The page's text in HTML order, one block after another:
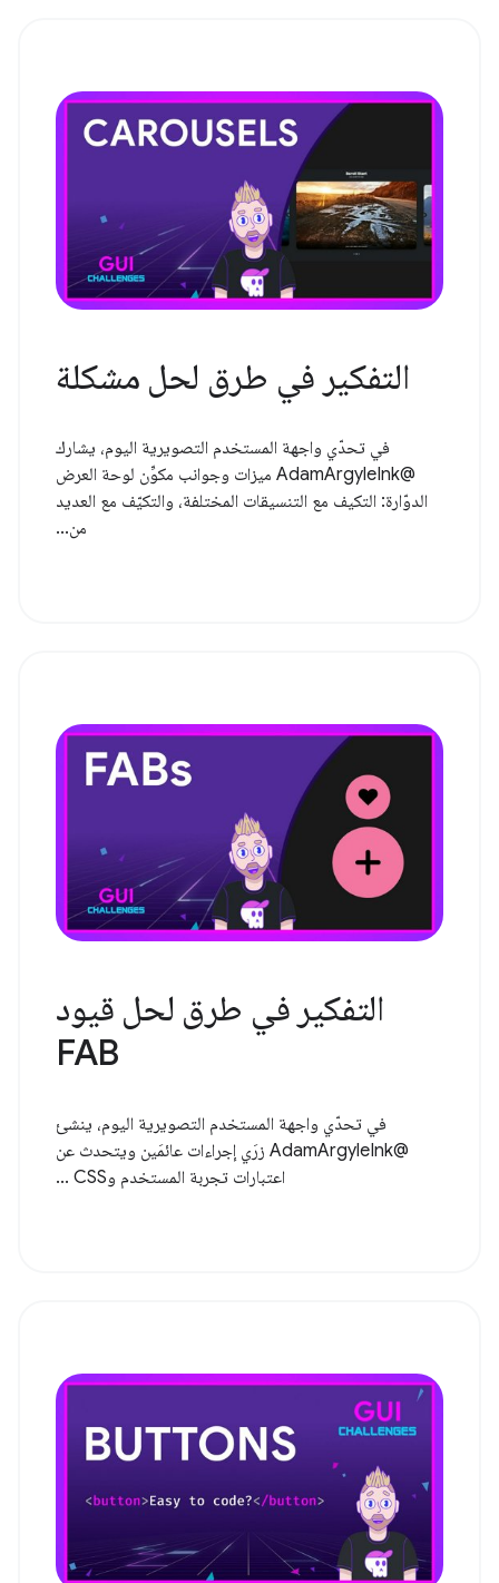
التفكير في طرق لحل مشكلة
في تحدّي واجهة المستخدم التصويرية اليوم، يشارك
@AdamArgyleInk ميزات وجوانب مكوِّن لوحة العرض
الدوّارة: التكيف مع التنسيقات المختلفة، والتكيّف مع العديد
من...
التفكير في طرق لحل قيود
FAB
في تحدّي واجهة المستخدم التصويرية اليوم، ينشئ
@AdamArgyleInk زرَي إجراءات عائمَين ويتحدث عن
اعتبارات تجربة المستخدم وCSS ...